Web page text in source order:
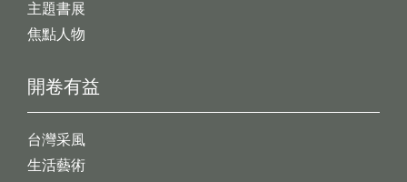
開卷有益
台灣采風
生活藝術
主題書展
焦點人物